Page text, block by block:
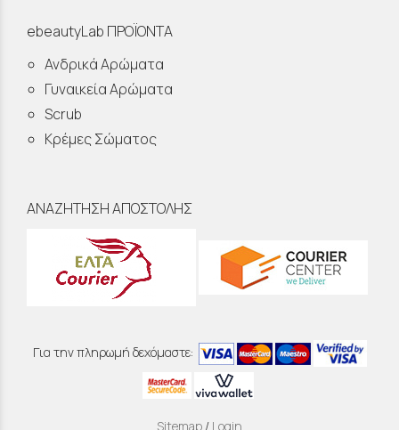
ebeautyLab ΠΡΟΪΟΝΤΑ
Ανδρικά Αρώματα
Γυναικεία Αρώματα
Scrub
Κρέμες Σώματος
ΑΝΑΖΗΤΗΣΗ ΑΠΟΣΤΟΛΗΣ
Για την πληρωμή δεχόμαστε:
Sitemap / Login